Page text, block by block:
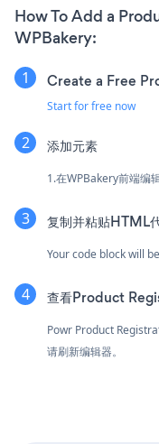
How To Add a
WPBakery:
Create a Free
Start for free now
添加元素
1.在WPBakery前端编
复制并粘贴HTML
Your code block will
查看Product
Powr Product
请刷新编辑器。